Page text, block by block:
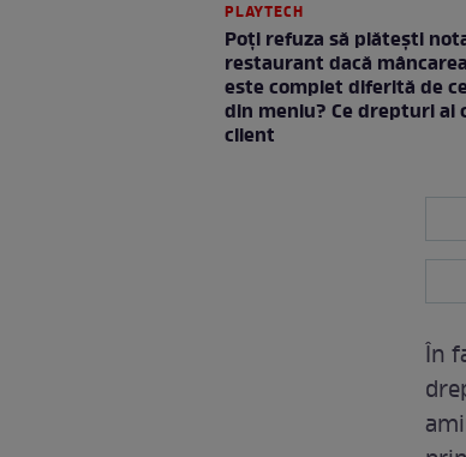
PLAYTECH
Poți refuza să plătești
restaurant dacă mâncarea
este complet diferită de
din meniu? Ce drepturi ai
client
În